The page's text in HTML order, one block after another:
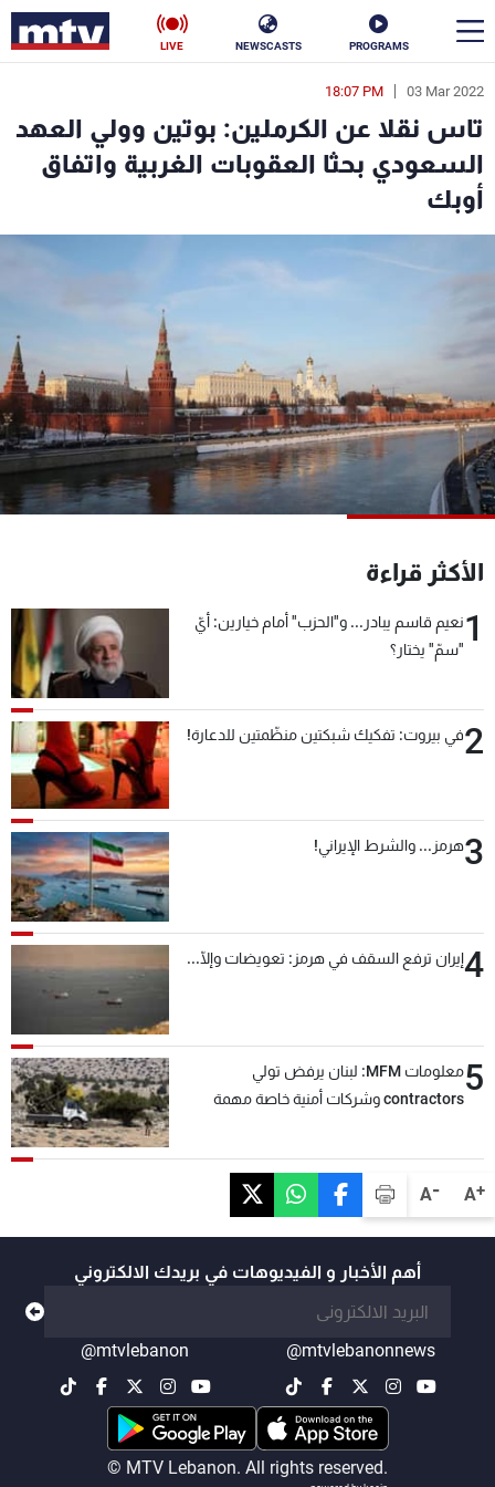
PROGRAMS
NEWSCASTS
LIVE
A+
A-
03 Mar 2022
18:07 PM
تاس نقلا عن الكرملين: بوتين وولي العهد
السعودي بحثا العقوبات الغربية واتفاق
أوبك
الأكثر قراءة
1نعيم قاسم يبادر... و"الحزب" أمام خيارين: أيّ
"سمّ" يختار؟
2في بيروت: تفكيك شبكتين منظّمتين للدعارة!
3هرمز... والشرط الإيراني!
4إيران ترفع السقف في هرمز: تعويضات وإلّا...
5
معلومات MFM: لبنان يرفض تولي
contractors وشركات أمنية خاصة مهمة
أهم الأخبار و الفيديوهات في بريدك الالكتروني
@mtvlebanonnews
@mtvlebanon
© MTV Lebanon. All rights reserved.
en
الأخبار
سياسة
كأس العالم
البرامج
جدول البرامج
شاهد البرامج
عن MTV
الإنـتـاج
وظائف
سياسة الخصوصية